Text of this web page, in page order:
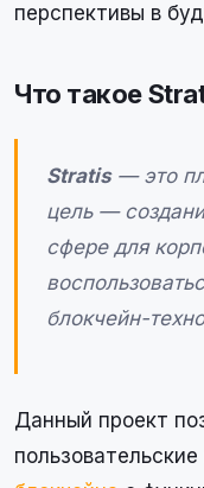
перспективы в
Что такое
Stratis— это
цель —
сфере для
блокчейн-
Данный проект